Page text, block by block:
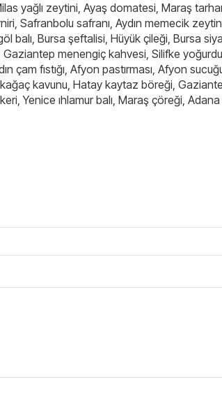
yağlı zeytini, Ayaş domatesi, Maraş
Safranbolu safranı, Aydın memecik
balı, Bursa şeftalisi, Hüyük çileği, Bursa
menengiç kahvesi, Silifke
çam fıstığı, Afyon pastırması, Afyon
kavunu, Hatay kaytaz böreği,
Yenice ıhlamur balı, Maraş çöreği, Adana